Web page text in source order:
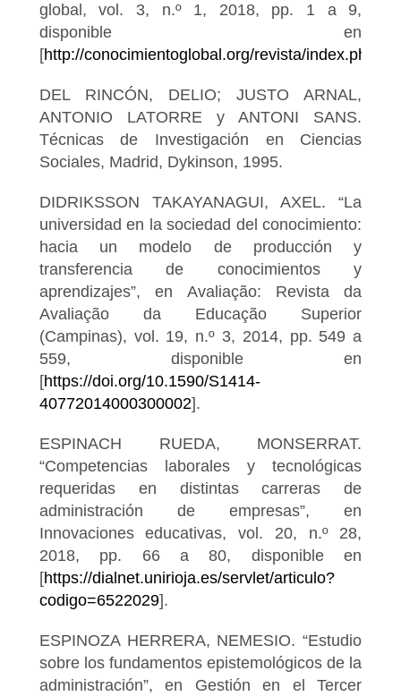
global, vol. 3, n.º 1, 2018, pp. 1 a 9,
disponible en
[http://conocimientoglobal.org/revista/index.php/
DEL RINCÓN, DELIO; JUSTO ARNAL,
ANTONIO LATORRE y ANTONI SANS.
Técnicas de Investigación en Ciencias
Sociales, Madrid, Dykinson, 1995.
DIDRIKSSON TAKAYANAGUI, AXEL. “La
universidad en la sociedad del conocimiento:
hacia un modelo de producción y
transferencia de conocimientos y
aprendizajes”, en Avaliação: Revista da
Avaliação da Educação Superior
(Campinas), vol. 19, n.º 3, 2014, pp. 549 a
559, disponible en
[https://doi.org/10.1590/S1414-
40772014000300002].
ESPINACH RUEDA, MONSERRAT.
“Competencias laborales y tecnológicas
requeridas en distintas carreras de
administración de empresas”, en
Innovaciones educativas, vol. 20, n.º 28,
2018, pp. 66 a 80, disponible en
[https://dialnet.unirioja.es/servlet/articulo?
codigo=6522029].
ESPINOZA HERRERA, NEMESIO. “Estudio
sobre los fundamentos epistemológicos de la
administración”, en Gestión en el Tercer